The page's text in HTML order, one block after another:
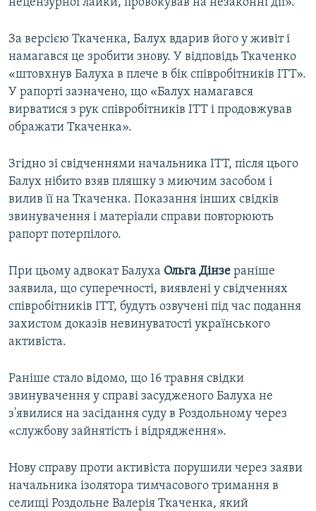
нецензурної лайки, провокував на незаконні дії».
За версією Ткаченка, Балух вдарив його у живіт і
намагався це зробити знову. У відповідь Ткаченко
«штовхнув Балуха в плече в бік співробітників ІТТ».
У рапорті зазначено, що «Балух намагався
вирватися з рук співробітників ІТТ і продовжував
ображати Ткаченка».
Згідно зі свідченнями начальника ІТТ, після цього
Балух нібито взяв пляшку з миючим засобом і
вилив її на Ткаченка. Показання інших свідків
звинувачення і матеріали справи повторюють
рапорт потерпілого.
При цьому адвокат Балуха Ольга Дінзе раніше
заявила, що суперечності, виявлені у свідченнях
співробітників ІТТ, будуть озвучені під час подання
захистом доказів невинуватості українського
активіста.
Раніше стало відомо, що 16 травня свідки
звинувачення у справі засудженого Балуха не
з'явилися на засідання суду в Роздольному через
«службову зайнятість і відрядження».
Нову справу проти активіста порушили через заяви
начальника ізолятора тимчасового тримання в
селищі Роздольне Валерія Ткаченка, який